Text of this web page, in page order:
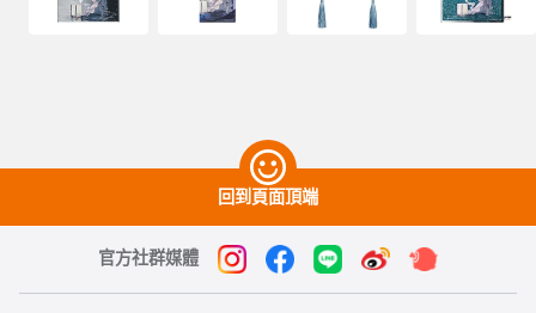
回到頁面頂端
官方社群媒體